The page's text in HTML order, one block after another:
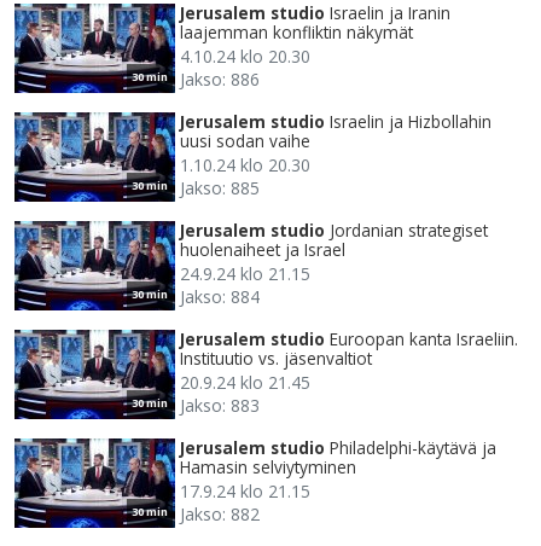
30 min
Jerusalem studio Israelin ja Iranin
laajemman konfliktin näkymät
4.10.24 klo 20.30
Jakso: 886
30 min
Jerusalem studio Israelin ja Hizbollahin
uusi sodan vaihe
1.10.24 klo 20.30
Jakso: 885
30 min
Jerusalem studio Jordanian strategiset
huolenaiheet ja Israel
24.9.24 klo 21.15
Jakso: 884
30 min
Jerusalem studio Euroopan kanta Israeliin.
Instituutio vs. jäsenvaltiot
20.9.24 klo 21.45
Jakso: 883
30 min
Jerusalem studio Philadelphi-käytävä ja
Hamasin selviytyminen
17.9.24 klo 21.15
Jakso: 882